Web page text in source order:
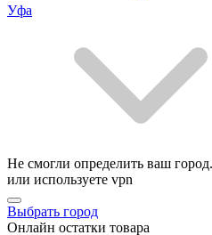
Уфа
Не смогли определить ваш
или используете vpn
Выбрать город
Онлайн остатки товара